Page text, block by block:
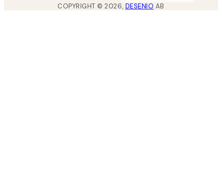
COPYRIGHT ©2026, DESENIO AB